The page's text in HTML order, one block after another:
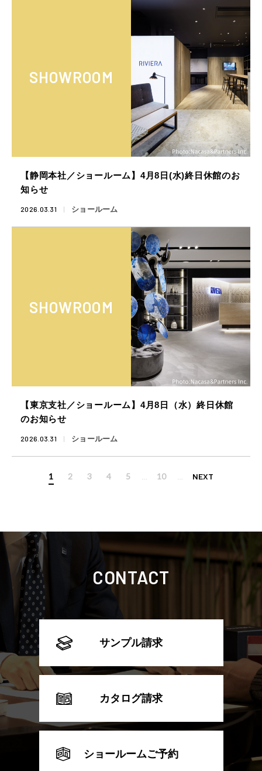
SHOWROOM
【静岡本社／ショールーム】4月8日(水)終日休館のお
知らせ
2026.03.31 ショールーム
SHOWROOM
【東京支社／ショールーム】4月8日（水）終日休館
のお知らせ
2026.03.31 ショールーム
1 2 3 4 5 … 10 … NEXT
CONTACT
サンプル請求
カタログ請求
ショールームご予約